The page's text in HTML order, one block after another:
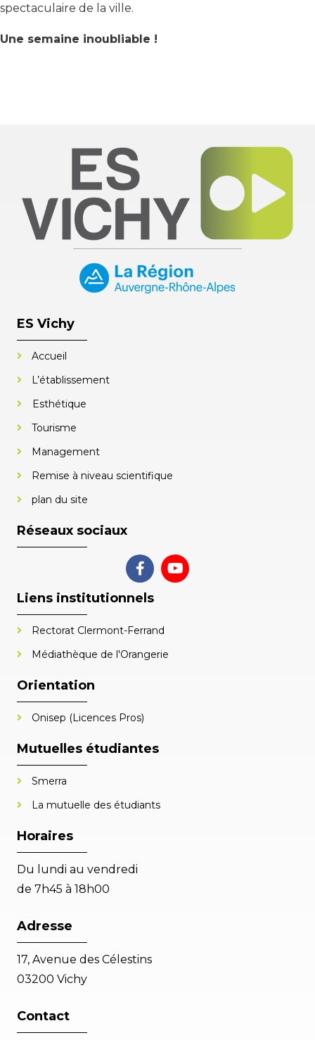
spectaculaire de la ville.
Une semaine inoubliable !
ES Vichy
Accueil
L’établissement
Esthétique
Tourisme
Management
Remise à niveau scientifique
plan du site
Réseaux sociaux
Liens institutionnels
Rectorat Clermont-Ferrand
Médiathèque de l'Orangerie
Orientation
Onisep (Licences Pros)
Mutuelles étudiantes
Smerra
La mutuelle des étudiants
Horaires
Du lundi au vendredi
de 7h45 à 18h00
Adresse
17, Avenue des Célestins
03200 Vichy
Contact